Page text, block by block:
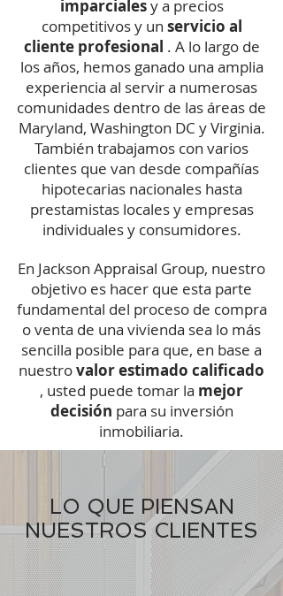
imparcialesy a precios
competitivos y un servicio al
cliente profesional . A lo largo de
los años, hemos ganado una amplia
experiencia al servir a numerosas
comunidades dentro de las áreas de
Maryland, Washington DC y Virginia.
También trabajamos con varios
clientes que van desde compañías
hipotecarias nacionales hasta
prestamistas locales y empresas
individuales y consumidores.
En Jackson Appraisal Group, nuestro
objetivo es hacer que esta parte
fundamental del proceso de compra
o venta de una vivienda sea lo más
sencilla posible para que, en base a
nuestrovalorestimado calificado
, usted puede tomar la mejor
decisión para su inversión
inmobiliaria.
LO QUE PIENSAN
NUESTROS CLIENTES